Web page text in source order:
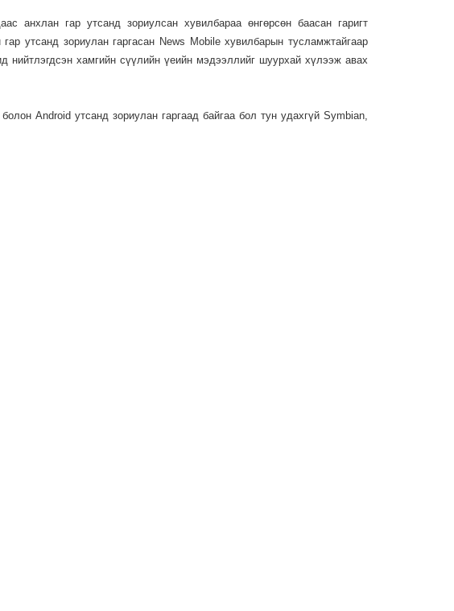
анхлан гар утсанд зориулсан хувилбараа өнгөрсөн баасан гаригт
утсанд зориулан гаргасан News Mobile хувилбарын тусламжтайгаар
нийтлэгдсэн хамгийн сүүлийн үеийн мэдээллийг шуурхай хүлээж авах
Android утсанд зориулан гаргаад байгаа бол тун удахгүй Symbian,